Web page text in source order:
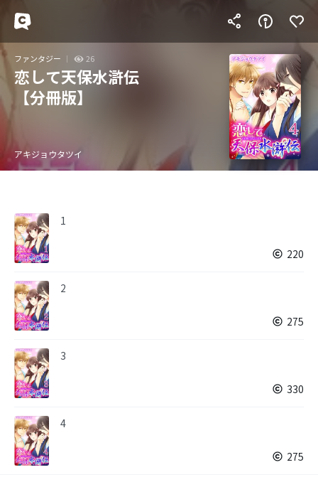
ファンタジー 26
恋して天保水滸伝
【分冊版】
アキジョウタツイ
1
220
2
275
3
330
4
275